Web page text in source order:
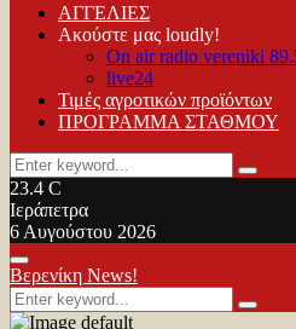
ΑΓΓΕΛΙΕΣ
Ακούστε μας loudly!
On air radio vereniki
live24
Τιμές αγροτικών προϊόντων
ΠΡΟΓΡΑΜΜΑ ΣΤΑΘΜΟΥ
Search
for:
Search
23.4 C
Ιεράπετρα
6 Αυγούστου 2026
Facebook
Twitter
Youtube
Primary
Menu
Βερενίκη News!
Search
for:
Search